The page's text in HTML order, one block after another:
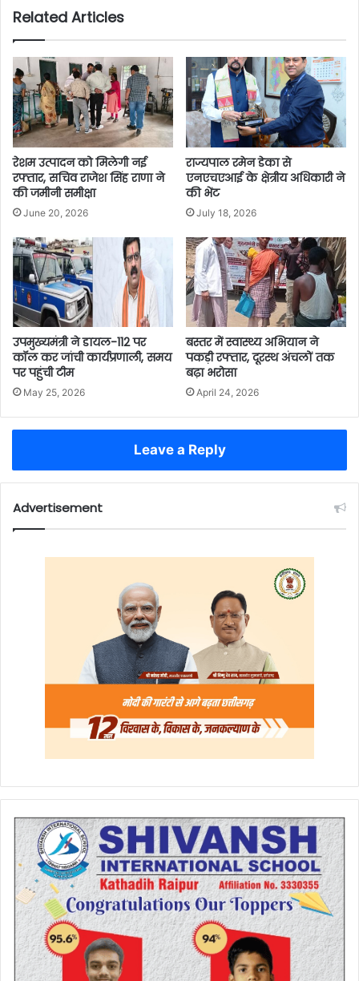
Related Articles
रेशम उत्पादन को मिलेगी नई
रफ्तार, सचिव राजेश सिंह राणा ने
की जमीनी समीक्षा
June 20, 2026
राज्यपाल रमेन डेका से
एनएचएआई के क्षेत्रीय अधिकारी ने
की भेंट
July 18, 2026
उपमुख्यमंत्री ने डायल-112 पर
कॉल कर जांची कार्यप्रणाली, समय
पर पहुंची टीम
May 25, 2026
बस्तर में स्वास्थ्य अभियान ने
पकड़ी रफ्तार, दूरस्थ अंचलों तक
बढ़ा भरोसा
April 24, 2026
Leave a Reply
Advertisement